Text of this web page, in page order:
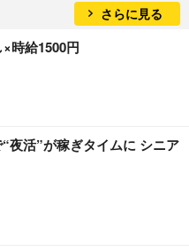
さらに見る
時給1500円
夜活”が稼ぎタイムに シニア